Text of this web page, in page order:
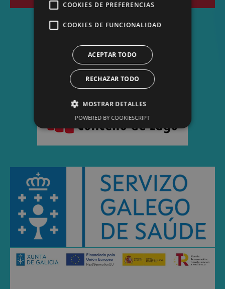
COOKIES DE PREFERENCIAS
COOKIES DE FUNCIONALIDAD
ACEPTAR TODO
RECHAZAR TODO
MOSTRAR DETALLES
POWERED BY COOKIESCRIPT